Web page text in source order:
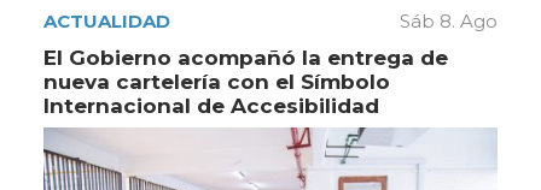
ACTUALIDAD Sáb 8. Ago
El Gobierno acompañó la entrega de
nueva cartelería con el Símbolo
Internacional de Accesibilidad